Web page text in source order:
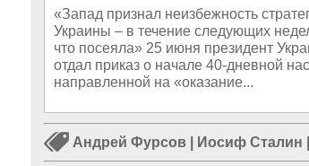
«Запад признал неизбежность
Украины – в течение следующих
что посеяла» 25 июня президент
отдал приказ о начале 40-дневной
направленной на «оказание...
Андрей Фурсов Иосиф Сталин